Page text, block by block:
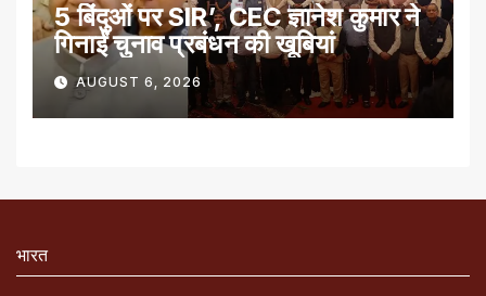
5 बिंदुओं पर SIR’, CEC ज्ञानेश कुमार ने
गिनाईं चुनाव प्रबंधन की खूबियां
AUGUST 6, 2026
भारत